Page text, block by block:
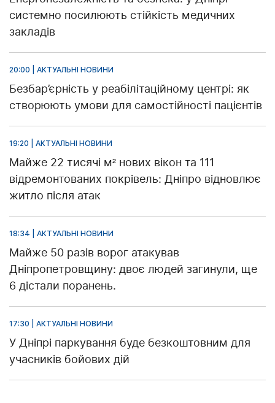
системно посилюють стійкість медичних
закладів
20:00 | АКТУАЛЬНІ НОВИНИ
Безбар’єрність у реабілітаційному центрі: як
створюють умови для самостійності пацієнтів
19:20 | АКТУАЛЬНІ НОВИНИ
Майже 22 тисячі м² нових вікон та 111
відремонтованих покрівель: Дніпро відновлює
житло після атак
18:34 | АКТУАЛЬНІ НОВИНИ
Майже 50 разів ворог атакував
Дніпропетровщину: двоє людей загинули, ще
6 дістали поранень.
17:30 | АКТУАЛЬНІ НОВИНИ
У Дніпрі паркування буде безкоштовним для
учасників бойових дій